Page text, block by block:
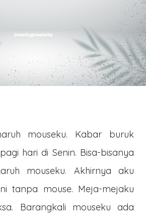
mouseku. Kabar buruk
hari di Senin. Bisa-bisanya
mouseku. Akhirnya aku
tanpa mouse. Meja-mejaku
Barangkali mouseku ada